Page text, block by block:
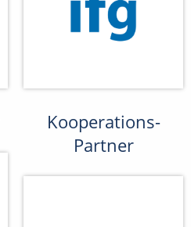
Kooperations-
Partner